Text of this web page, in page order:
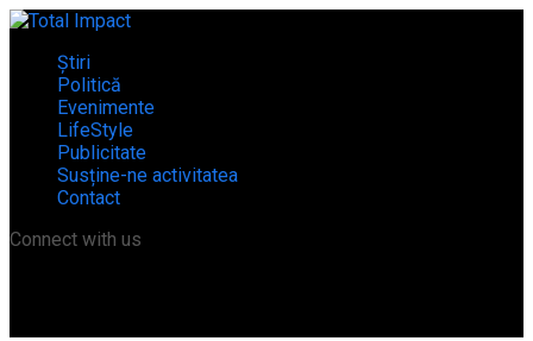
Știri
Politică
Evenimente
LifeStyle
Publicitate
Susține-ne activitatea
Contact
Connect with us